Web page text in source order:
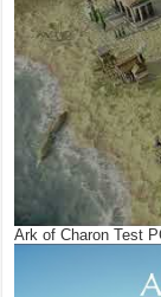
Ark of Charon Test